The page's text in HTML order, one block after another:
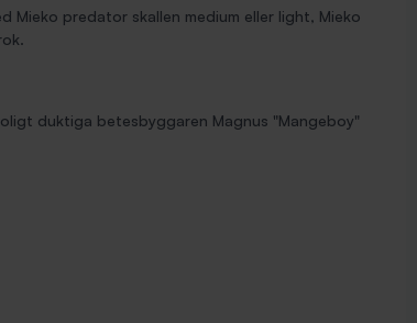
Mieko predator skallen medium eller light, Mieko
duktiga betesbyggaren Magnus "Mangeboy"